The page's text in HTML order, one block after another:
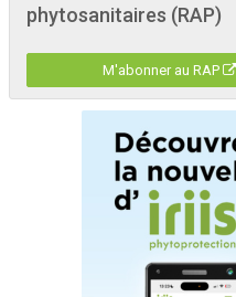
phytosanitaires (RAP)
M'abonner au RAP